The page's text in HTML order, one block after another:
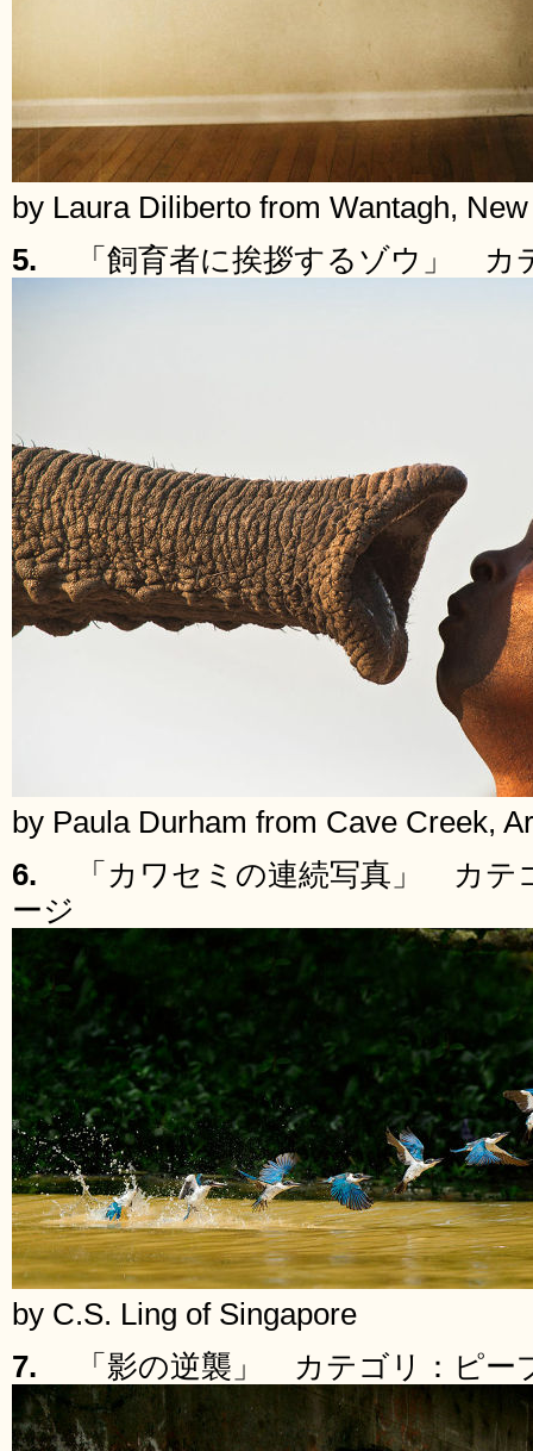
by Laura Diliberto from Wantagh,
5.
「飼育者に挨拶するゾウ」 カ
by Paula Durham from Cave Creek,
6.
「カワセミの連続写真」 カテ
ージ
by C.S. Ling of Singapore
7.
「影の逆襲」 カテゴリ：ピー